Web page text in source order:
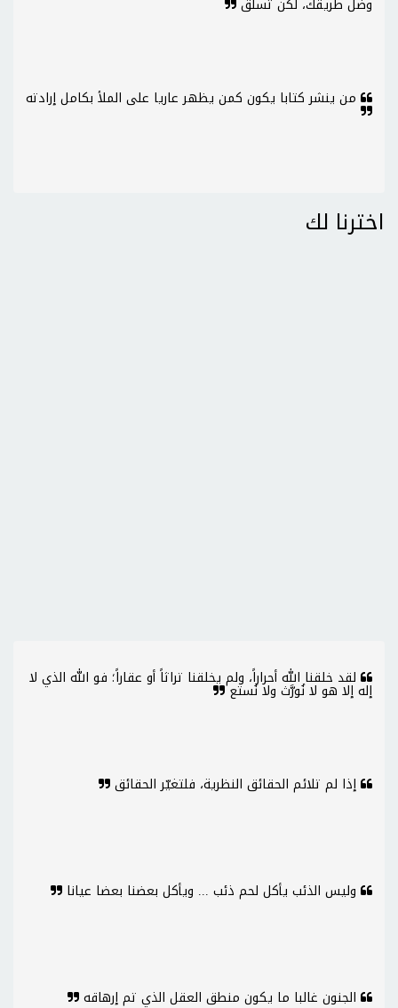
وضل طريقك، لكن تسلق
من ينشر كتابا يكون كمن يظهر عاريا على الملأ بكامل إرادته
اخترنا لك
لقد خلقنا الله أحراراً، ولم يخلقنا تراثاً أو عقاراً؛ فو الله الذي لا
إله إلا هو لا نُورَّث ولا نُستع
إذا لم تلائم الحقائق النظرية، فلتغيّر الحقائق
وليس الذئب يأكل لحم ذئب ... ويأكل بعضنا بعضا عيانا
الجنون غالبا ما يكون منطق العقل الذي تم إرهاقه